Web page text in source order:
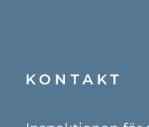
KONTAKT